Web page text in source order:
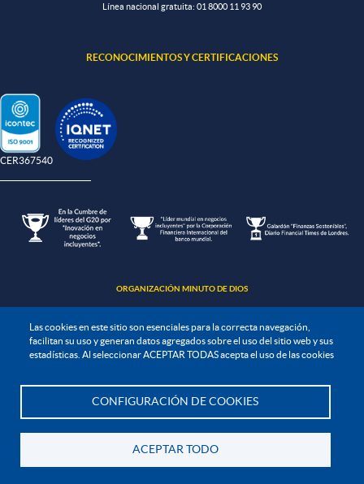
Las cookies en este sitio son esenciales para la correcta navegación,
facilitan su uso y generan datos agregados sobre el uso del sitio web y sus
estadísticas. Al seleccionar ACEPTAR TODAS acepta el uso de las cookies
CONFIGURACIÓN DE COOKIES
ACEPTAR TODO
Línea nacional gratuita: 01 8000 11 93 90
RECONOCIMIENTOS Y CERTIFICACIONES
CER367540
ORGANIZACIÓN MINUTO DE DIOS
Política de protección de datos
Política de tratamiento de la información
Todos los derechos Reservados. UNIMINUTO 2020©